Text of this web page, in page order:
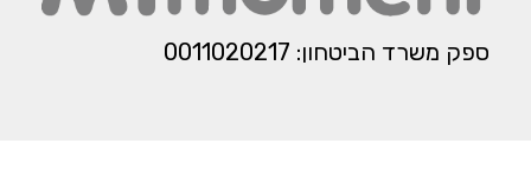
ספק משרד הביטחון: 0011020217​​